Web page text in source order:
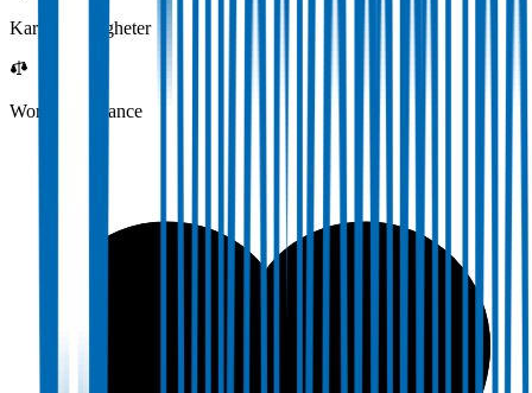
Karrieremuligheter
Work-life balance